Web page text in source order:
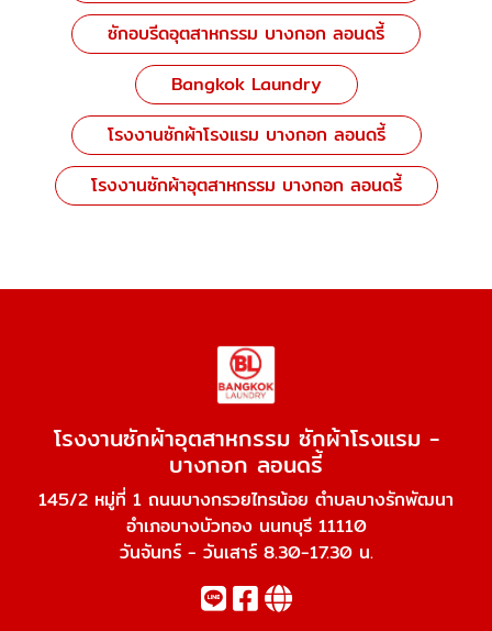
ซักอบรีดอุตสาหกรรม บางกอก ลอนดรี้
Bangkok Laundry
โรงงานซักผ้าโรงแรม บางกอก ลอนดรี้
โรงงานซักผ้าอุตสาหกรรม บางกอก ลอนดรี้
โรงงานซักผ้าอุตสาหกรรม ซักผ้าโรงแรม -
บางกอก ลอนดรี้
145/2 หมู่ที่ 1 ถนนบางกรวยไทรน้อย ตำบลบางรักพัฒนา
อำเภอบางบัวทอง นนทบุรี 11110
วันจันทร์ - วันเสาร์ 8.30-17.30 น.